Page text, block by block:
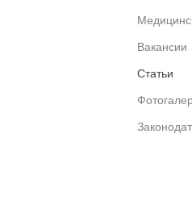
Вакансии
Статьи